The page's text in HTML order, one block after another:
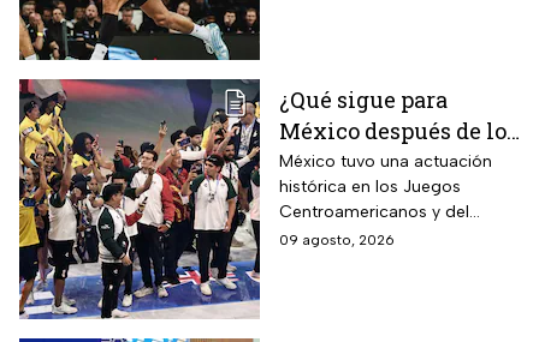
¿Qué sigue para
México después de los
Juegos
Centroamericanos
2026?
México tuvo una actuación
histórica en los Juegos
Centroamericanos y del
Caribe 2026 y dejó atrás su
09 agosto, 2026